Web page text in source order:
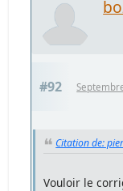
#92
Citation de:
Vouloir le